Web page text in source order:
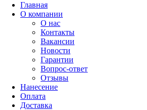
Главная
О компании
О нас
Контакты
Вакансии
Новости
Гарантии
Вопрос-ответ
Отзывы
Нанесение
Оплата
Доставка